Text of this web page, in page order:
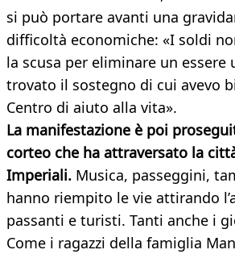
si può portare avanti una
difficoltà economiche: «I soldi
la scusa per eliminare un essere
trovato il sostegno di cui avevo
Centro di aiuto alla vita».
La manifestazione è poi
corteo che ha attraversato la
Imperiali. Musica, passeggini,
hanno riempito le vie attirando
passanti e turisti. Tanti anche i
Come i ragazzi della famiglia